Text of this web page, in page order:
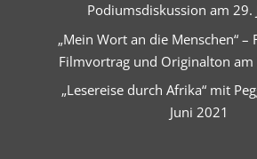
Podiumsdiskussion am 29.
„Mein Wort an die Menschen“ –
Filmvortrag und Originalton am
„Lesereise durch Afrika“ mit
Juni 2021